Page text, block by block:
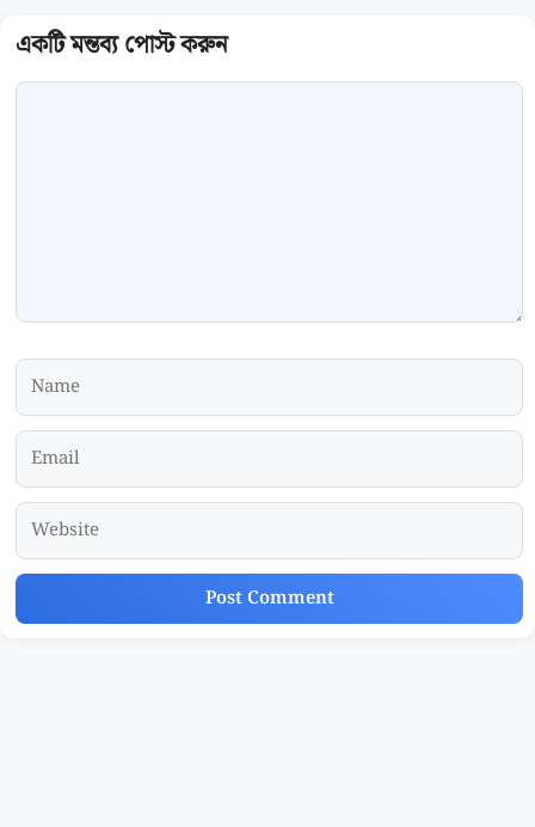
Comment
Name
Email
Website